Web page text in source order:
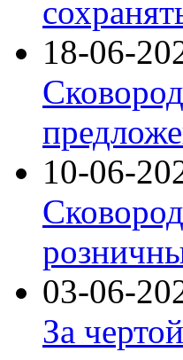
18-06-
10-06-
03-06-
За